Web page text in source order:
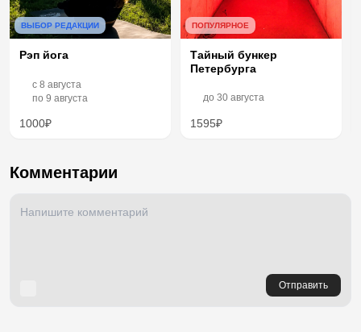
ВЫБОР РЕДАКЦИИ
Рэп йога
c 8 августа
по 9 августа
1000₽
ПОПУЛЯРНОЕ
Тайный бункер
Петербурга
до 30 августа
1595₽
Комментарии
Отправить